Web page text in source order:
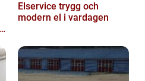
Elservice trygg och
modern el i vardagen